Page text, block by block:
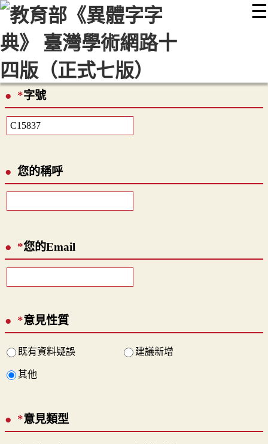
☰
::: 最新消息 常見問題 編輯說明
顯示模式
*字號
您的稱呼
*您的Email
*意見性質
既有資料疑誤 建議新增
其他
*意見類型